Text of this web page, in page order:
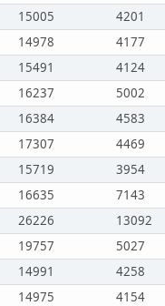
15005 4201
14978 4177
15491 4124
16237 5002
16384 4583
17307 4469
15719 3954
16635 7143
26226 13092
19757 5027
14991 4258
14975 4154